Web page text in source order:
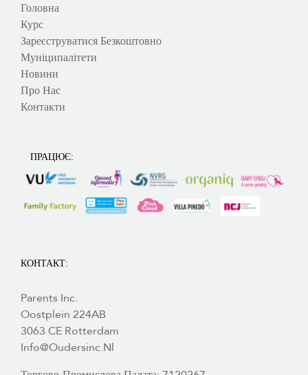
Головна
Курс
Зареєструватися Безкоштовно
Муніципалітети
Новини
Про Нас
Контакти
ПРАЦЮЄ:
КОНТАКТ:
Parents Inc.
Oostplein 224AB
3063 CE Rotterdam
Info@oudersinc.nl